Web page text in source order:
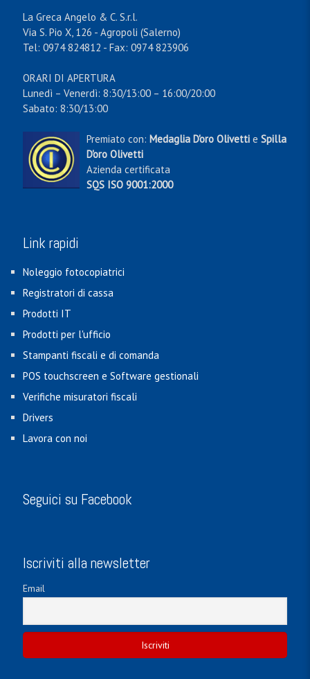
La Greca Angelo & C. S.r.l.
Via S. Pio X, 126 - Agropoli (Salerno)
Tel: 0974 824812 - Fax: 0974 823906
ORARI DI APERTURA
Lunedì – Venerdì: 8:30/13:00 – 16:00/20:00
Sabato: 8:30/13:00
Premiato con: Medaglia D'oro Olivetti e Spilla
D'oro Olivetti
Azienda certificata
SQS ISO 9001:2000
Link rapidi
Noleggio fotocopiatrici
Registratori di cassa
Prodotti IT
Prodotti per l'ufficio
Stampanti fiscali e di comanda
POS touchscreen e Software gestionali
Verifiche misuratori fiscali
Drivers
Lavora con noi
Seguici su Facebook
Iscriviti alla newsletter
Email